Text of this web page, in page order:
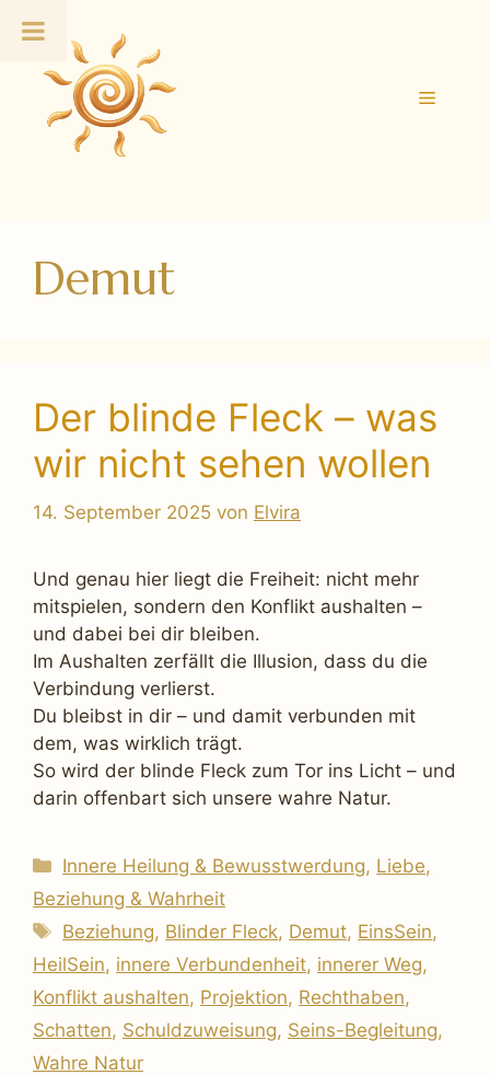
Inhalt
springen
Menü
Demut
Der blinde Fleck – was
wir nicht sehen wollen
14. September 2025 von Elvira
Und genau hier liegt die Freiheit: nicht mehr
mitspielen, sondern den Konflikt aushalten –
und dabei bei dir bleiben.
Im Aushalten zerfällt die Illusion, dass du die
Verbindung verlierst.
Du bleibst in dir – und damit verbunden mit
dem, was wirklich trägt.
So wird der blinde Fleck zum Tor ins Licht – und
darin offenbart sich unsere wahre Natur.
Kategorien
Innere Heilung & Bewusstwerdung, Liebe,
Beziehung & Wahrheit
Schlagwörter
Beziehung, Blinder Fleck, Demut, EinsSein,
HeilSein, innere Verbundenheit, innerer Weg,
Konflikt aushalten, Projektion, Rechthaben,
Schatten, Schuldzuweisung, Seins-Begleitung,
Wahre Natur